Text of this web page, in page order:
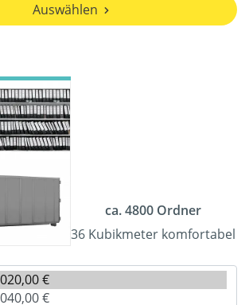
Auswählen
ca. 4800 Ordner
36 Kubikmeter komfortabel